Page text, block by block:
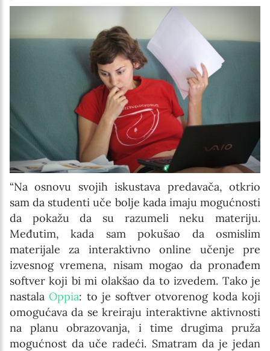
“Na osnovu svojih iskustava predavača, otkrio
sam da studenti uče bolje kada imaju mogućnosti
da pokažu da su razumeli neku materiju.
Međutim, kada sam pokušao da osmislim
materijale za interaktivno online učenje pre
izvesnog vremena, nisam mogao da pronađem
softver koji bi mi olakšao da to izvedem. Tako je
nastalaOppia: to je softver otvorenog koda koji
omogućava da se kreiraju interaktivne aktivnosti
na planu obrazovanja, i time drugima pruža
mogućnost da uče radeći. Smatram da je jedan